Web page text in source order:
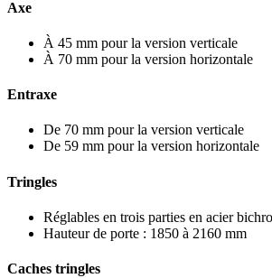
Axe
À 45 mm pour la version verticale
À 70 mm pour la version horizontale
Entraxe
De 70 mm pour la version verticale
De 59 mm pour la version horizontale
Tringles
Réglables en trois parties en acier
Hauteur de porte : 1850 à 2160 mm
Caches tringles